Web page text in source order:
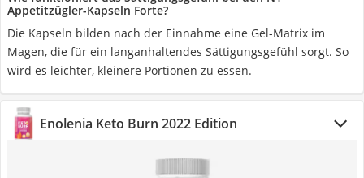
Appetitzügler-Kapseln Forte?
Die Kapseln bilden nach der Einnahme eine Gel-Matrix im
Magen, die für ein langanhaltendes Sättigungsgefühl sorgt. So
wird es leichter, kleinere Portionen zu essen.
Enolenia Keto Burn 2022 Edition